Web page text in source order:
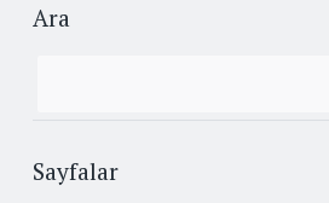
Ara
Sayfalar